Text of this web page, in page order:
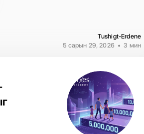
Tushigt-Erdene
5 сарын 29, 2026
3 мин